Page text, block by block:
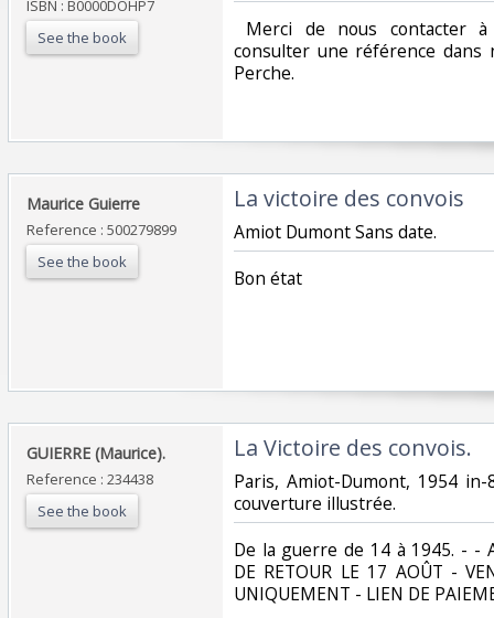
ISBN : B0000DOHP7
See the book
Merci de nous contacter
consulter une référence dans
Perche.‎
‎Maurice Guierre‎
Reference : 500279899
See the book
‎La victoire des convois‎
‎Amiot Dumont Sans date.‎
‎Bon état‎
‎GUIERRE (Maurice).‎
Reference : 234438
See the book
‎La Victoire des convois.‎
‎Paris, Amiot-Dumont, 1954
couverture illustrée. ‎
‎De la guerre de 14 à 1945. - -
DE RETOUR LE 17 AOÛT -
UNIQUEMENT - LIEN DE